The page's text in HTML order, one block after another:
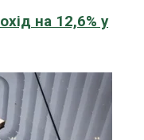
на 12,6% у